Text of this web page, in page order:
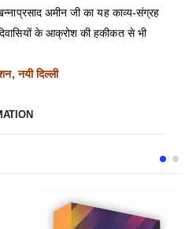
अमीन जी का यह काव्य-संग्रह
के आक्रोश की हकीकत से भी
नयी दिल्ली